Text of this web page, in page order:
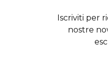
Iscriviti per
nostre